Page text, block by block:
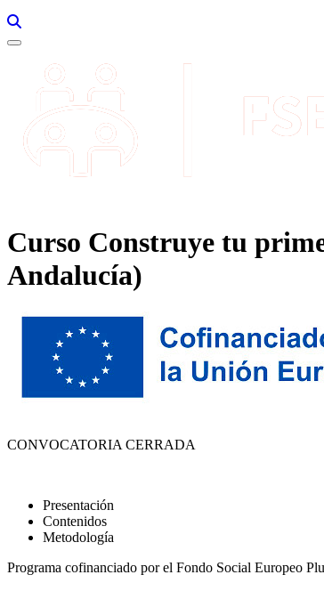
Curso Construye tu
Andalucía)
CONVOCATORIA CERRADA
Presentación
Contenidos
Metodología
Programa cofinanciado por el Fondo Social Europeo